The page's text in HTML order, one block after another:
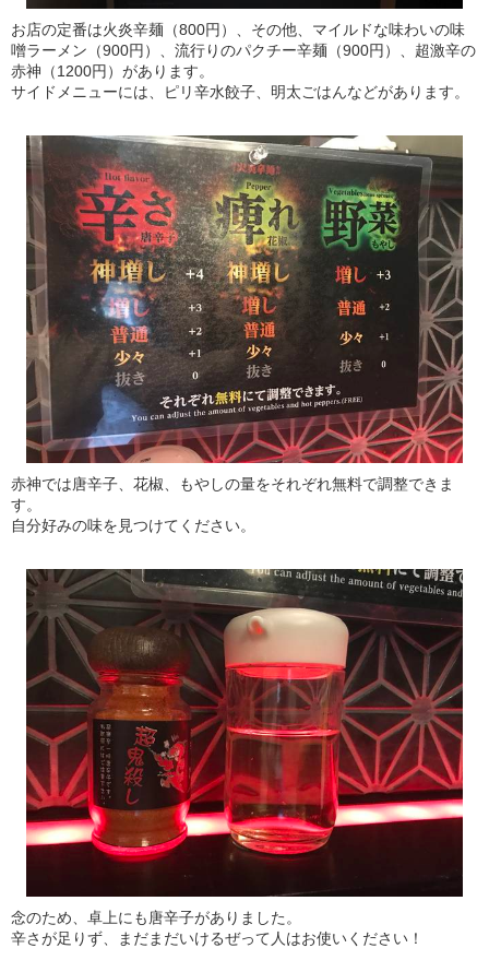
お店の定番は火炎辛麺（800円）、その他、マイルドな味わいの味
噌ラーメン（900円）、流行りのパクチー辛麺（900円）、超激辛の
赤神（1200円）があります。
サイドメニューには、ピリ辛水餃子、明太ごはんなどがあります。
赤神では唐辛子、花椒、もやしの量をそれぞれ無料で調整できま
す。
自分好みの味を見つけてください。
念のため、卓上にも唐辛子がありました。
辛さが足りず、まだまだいけるぜって人はお使いください！